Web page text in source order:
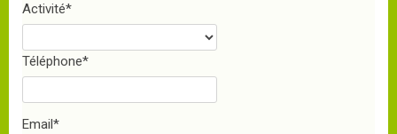
Activité*
Téléphone*
Email *